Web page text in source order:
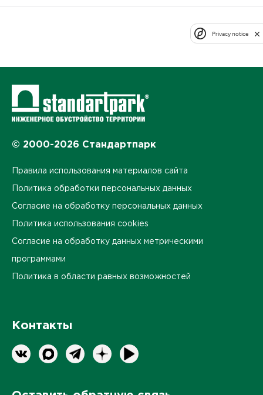
© 2000-2026 Стандартпарк
Правила использования материалов сайта
Политика обработки персональных данных
Согласие на обработку персональных данных
Политика использования cookies
Согласие на обработку данных метрическими
программами
Политика в области равных возможностей
Контакты
Privacy notice